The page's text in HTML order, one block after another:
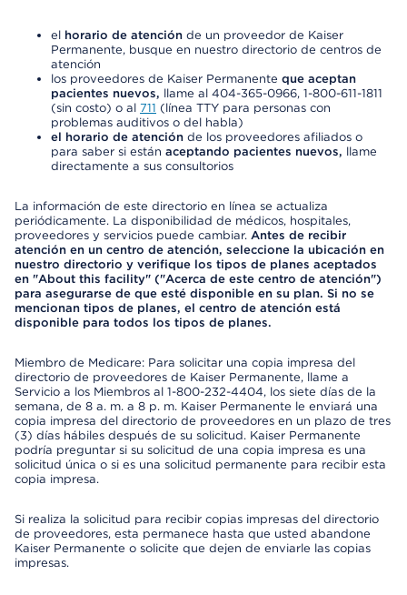
el horario de atención de un proveedor de Kaiser
Permanente, busque en nuestro directorio de centros de
atención
los proveedores de Kaiser Permanente que aceptan
pacientes nuevos, llame al 404-365-0966, 1-800-611-1811
(sin costo) o al 711 (línea TTY para personas con
problemas auditivos o del habla)
el horario de atención de los proveedores afiliados o
para saber si están aceptando pacientes nuevos, llame
directamente a sus consultorios
La información de este directorio en línea se actualiza
periódicamente. La disponibilidad de médicos, hospitales,
proveedores y servicios puede cambiar. Antes de recibir
atención en un centro de atención, seleccione la ubicación en
nuestro directorio y verifique los tipos de planes aceptados
en "About this facility" ("Acerca de este centro de atención")
para asegurarse de que esté disponible en su plan. Si no se
mencionan tipos de planes, el centro de atención está
disponible para todos los tipos de planes.
Miembro de Medicare: Para solicitar una copia impresa del
directorio de proveedores de Kaiser Permanente, llame a
Servicio a los Miembros al 1-800-232-4404, los siete días de la
semana, de 8 a. m. a 8 p. m. Kaiser Permanente le enviará una
copia impresa del directorio de proveedores en un plazo de tres
(3) días hábiles después de su solicitud. Kaiser Permanente
podría preguntar si su solicitud de una copia impresa es una
solicitud única o si es una solicitud permanente para recibir esta
copia impresa.
Si realiza la solicitud para recibir copias impresas del directorio
de proveedores, esta permanece hasta que usted abandone
Kaiser Permanente o solicite que dejen de enviarle las copias
impresas.